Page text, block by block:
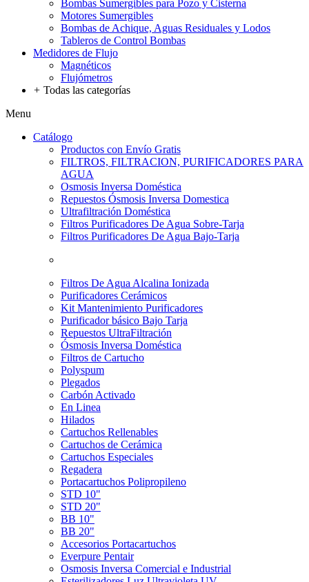
Bombas Sumergibles para Pozo y Cisterna
Motores Sumergibles
Bombas de Achique, Aguas Residuales y Lodos
Tableros de Control Bombas
Medidores de Flujo
Magnéticos
Flujómetros
+ Todas las categorías
Menu
Catálogo
Productos con Envío Gratis
FILTROS, FILTRACION, PURIFICADORES PARA
AGUA
Osmosis Inversa Doméstica
Repuestos Ósmosis Inversa Domestica
Ultrafiltración Doméstica
Filtros Purificadores De Agua Sobre-Tarja
Filtros Purificadores De Agua Bajo-Tarja
Filtros De Agua Alcalina Ionizada
Purificadores Cerámicos
Kit Mantenimiento Purificadores
Purificador básico Bajo Tarja
Repuestos UltraFiltración
Ósmosis Inversa Doméstica
Filtros de Cartucho
Polyspum
Plegados
Carbón Activado
En Linea
Hilados
Cartuchos Rellenables
Cartuchos de Cerámica
Cartuchos Especiales
Regadera
Portacartuchos Polipropileno
STD 10"
STD 20"
BB 10"
BB 20"
Accesorios Portacartuchos
Everpure Pentair
Osmosis Inversa Comercial e Industrial